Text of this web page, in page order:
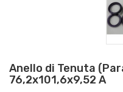
Anello di Tenuta
76,2x101,6x9,52 A